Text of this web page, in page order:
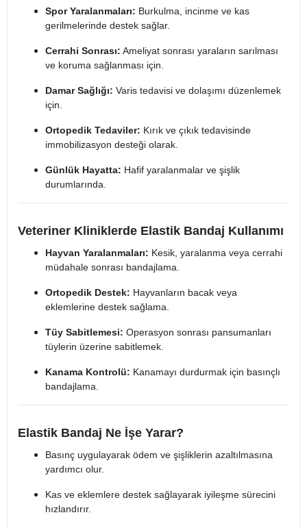
Spor Yaralanmaları: Burkulma, incinme ve kas
gerilmelerinde destek sağlar.
Cerrahi Sonrası: Ameliyat sonrası yaraların sarılması
ve koruma sağlanması için.
Damar Sağlığı: Varis tedavisi ve dolaşımı düzenlemek
için.
Ortopedik Tedaviler: Kırık ve çıkık tedavisinde
immobilizasyon desteği olarak.
Günlük Hayatta: Hafif yaralanmalar ve şişlik
durumlarında.
Veteriner Kliniklerde Elastik Bandaj Kullanımı
Hayvan Yaralanmaları: Kesik, yaralanma veya cerrahi
müdahale sonrası bandajlama.
Ortopedik Destek: Hayvanların bacak veya
eklemlerine destek sağlama.
Tüy Sabitlemesi: Operasyon sonrası pansumanları
tüylerin üzerine sabitlemek.
Kanama Kontrolü: Kanamayı durdurmak için basınçlı
bandajlama.
Elastik Bandaj Ne İşe Yarar?
Basınç uygulayarak ödem ve şişliklerin azaltılmasına
yardımcı olur.
Kas ve eklemlere destek sağlayarak iyileşme sürecini
hızlandırır.